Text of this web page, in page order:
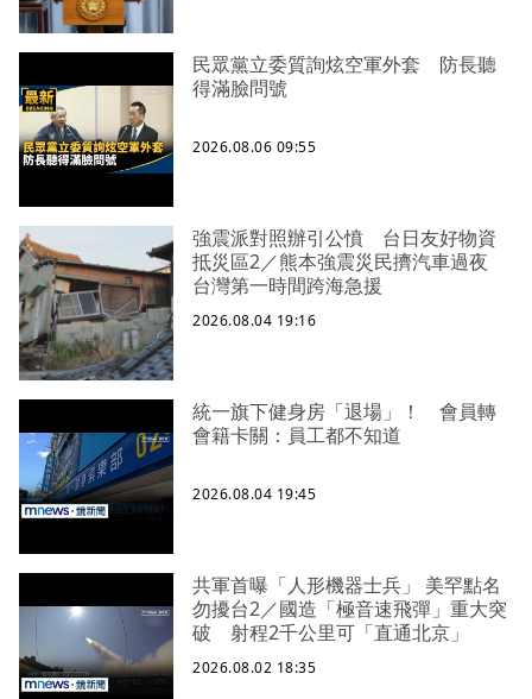
民眾黨立委質詢炫空軍外套 防長聽
得滿臉問號
2026.08.06 09:55
強震派對照辦引公憤 台日友好物資
抵災區2／熊本強震災民擠汽車過夜
台灣第一時間跨海急援
2026.08.04 19:16
統一旗下健身房「退場」！ 會員轉
會籍卡關：員工都不知道
2026.08.04 19:45
共軍首曝「人形機器士兵」 美罕點名
勿擾台2／國造「極音速飛彈」重大突
破 射程2千公里可「直通北京」
2026.08.02 18:35